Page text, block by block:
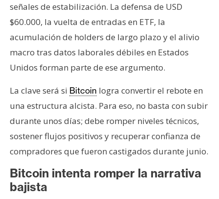
señales de estabilización. La defensa de USD
$60.000, la vuelta de entradas en ETF, la
acumulación de holders de largo plazo y el alivio
macro tras datos laborales débiles en Estados
Unidos forman parte de ese argumento.
La clave será si Bitcoin logra convertir el rebote en
una estructura alcista. Para eso, no basta con subir
durante unos días; debe romper niveles técnicos,
sostener flujos positivos y recuperar confianza de
compradores que fueron castigados durante junio.
Bitcoin intenta romper la narrativa
bajista